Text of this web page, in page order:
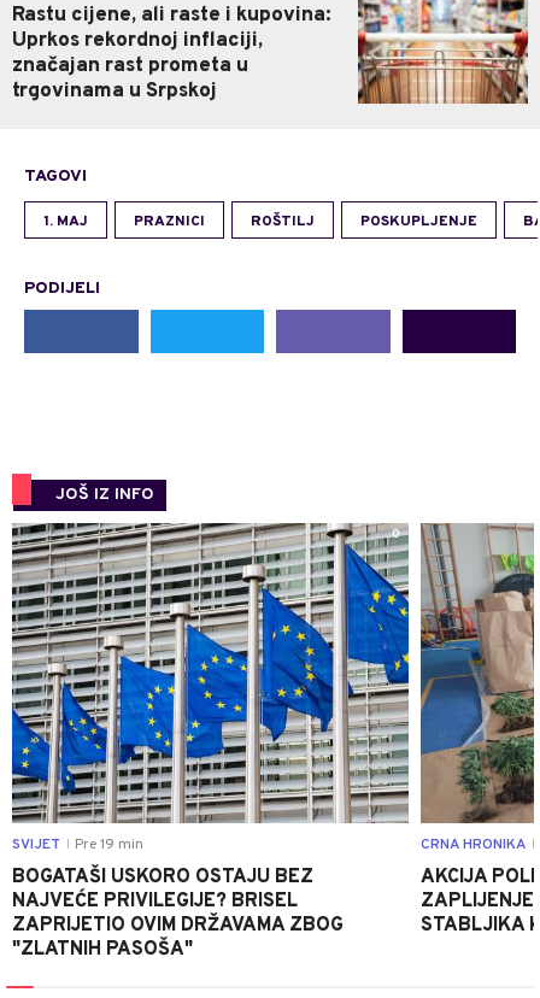
Rastu cijene, ali raste i kupovina:
Uprkos rekordnoj inflaciji,
značajan rast prometa u
trgovinama u Srpskoj
TAGOVI
1. MAJ PRAZNICI ROŠTILJ POSKUPLJENJE
PODIJELI
JOŠ IZ INFO
0
SVIJET Pre 19 min
BOGATAŠI USKORO OSTAJU BEZ
NAJVEĆE PRIVILEGIJE? BRISEL
ZAPRIJETIO OVIM DRŽAVAMA ZBOG
"ZLATNIH PASOŠA"
CRNA HRONIKA
AKCIJA
STABLJIKA